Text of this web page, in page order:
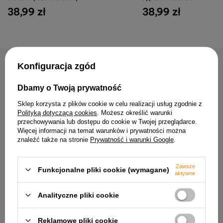
38,99 zł 38,99 zł
NAJCZĘŚCIEJ KUPOWANE RAZEM
Lampa sufitowa Conti listwa
Lampa wisząca Duo
173,99 zł
Konfiguracja zgód
Dbamy o Twoją prywatność
Sklep korzysta z plików cookie w celu realizacji usług zgodnie z
Polityką dotyczącą cookies . Możesz określić warunki
przechowywania lub dostępu do cookie w Twojej przeglądarce.
Więcej informacji na temat warunków i prywatności można
znaleźć także na stronie Prywatność i warunki Google
Funkcjonalne pliki cookie (wymagane)
Zawsze
aktywne
Analityczne pliki cookie
Reklamowe pliki cookie